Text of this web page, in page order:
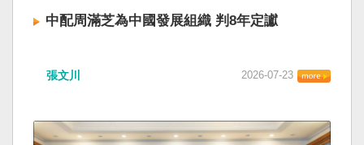
中配周滿芝為中國發展組織 判8年定讞
張文川 2026-07-23